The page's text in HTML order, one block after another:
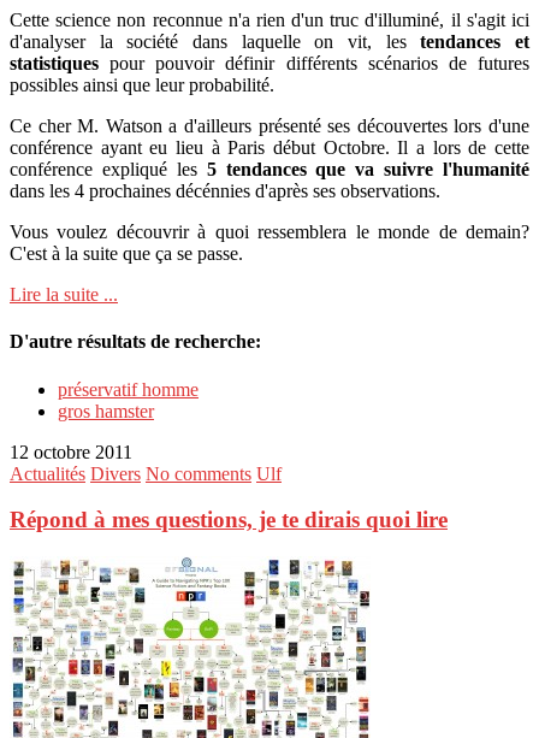
Cette science non reconnue n'a rien d'un truc d'illuminé, il s'agit ici
d'analyser la société dans laquelle on vit, lestendances et
statistiques pour pouvoir définir différents scénarios de futures
possibles ainsi que leur probabilité.
Ce cher M. Watson a d'ailleurs présenté ses découvertes lors d'une
conférence ayant eu lieu à Paris début Octobre. Il a lors de cette
conférence expliqué les5 tendances que va suivre l'humanité
dans les 4 prochaines décénnies d'après ses observations.
Vous voulez découvrir à quoi ressemblera le monde de demain?
C'est à la suite que ça se passe.
Lire la suite ...
D'autre résultats de recherche:
préservatif homme
gros hamster
12 octobre 2011
Actualités Divers No comments Ulf
Répond à mes questions, je te dirais quoi lire